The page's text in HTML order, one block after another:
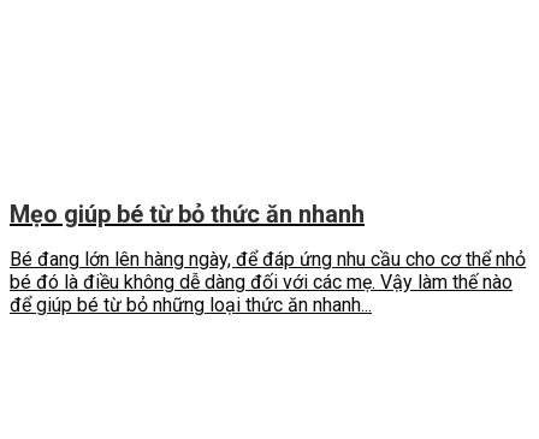
Mẹo giúp bé từ bỏ thức ăn nhanh
Bé đang lớn lên hàng ngày, để đáp ứng nhu cầu cho cơ thể nhỏ
bé đó là điều không dễ dàng đối với các mẹ. Vậy làm thế nào
để giúp bé từ bỏ những loại thức ăn nhanh...